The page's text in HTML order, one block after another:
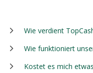
Wie verdient
Wie funktioniert
Kostet es mich